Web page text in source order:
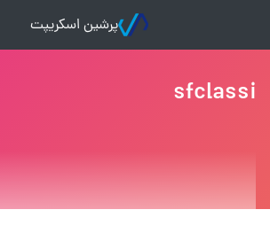
پرشین اسکریپت
sfclassi